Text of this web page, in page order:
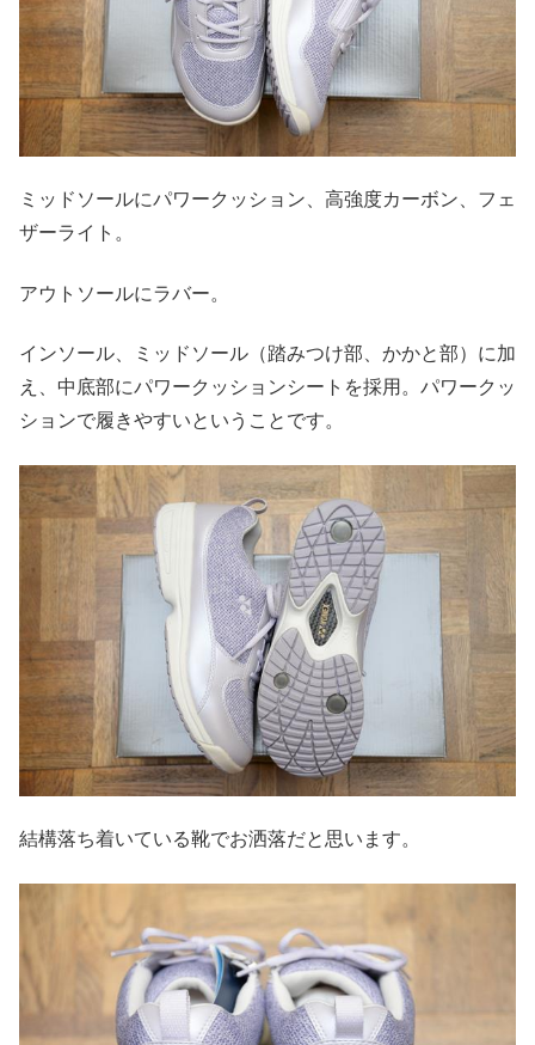
ミッドソールにパワークッション、高強度カーボン、フェ
ザーライト。
アウトソールにラバー。
インソール、ミッドソール（踏みつけ部、かかと部）に加
え、中底部にパワークッションシートを採用。パワークッ
ションで履きやすいということです。
結構落ち着いている靴でお洒落だと思います。